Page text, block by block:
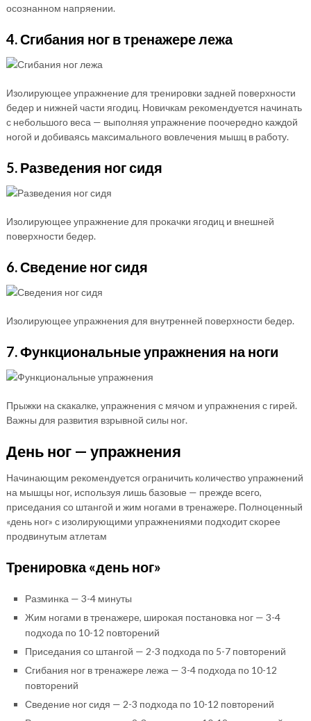
осознанном напряении.
4. Сгибания ног в тренажере лежа
Изолирующее упражнение для тренировки задней поверхности
бедер и нижней части ягодиц. Новичкам рекомендуется начинать
с небольшого веса — выполняя упражнение поочередно каждой
ногой и добиваясь максимального вовлечения мышц в работу.
5. Разведения ног сидя
Изолирующее упражнение для прокачки ягодиц и внешней
поверхности бедер.
6. Сведение ног сидя
Изолирующее упражнения для внутренней поверхности бедер.
7. Функциональные упражнения на ноги
Прыжки на скакалке, упражнения с мячом и упражнения с гирей.
Важны для развития взрывной силы ног.
День ног — упражнения
Начинающим рекомендуется ограничить количество упражнений
на мышцы ног, используя лишь базовые — прежде всего,
приседания со штангой и жим ногами в тренажере. Полноценный
«день ног» с изолирующими упражнениями подходит скорее
продвинутым атлетам
Тренировка «день ног»
Разминка — 3-4 минуты
Жим ногами в тренажере, широкая постановка ног — 3-4
подхода по 10-12 повторений
Приседания со штангой — 2-3 подхода по 5-7 повторений
Сгибания ног в тренажере лежа — 3-4 подхода по 10-12
повторений
Сведение ног сидя — 2-3 подхода по 10-12 повторений